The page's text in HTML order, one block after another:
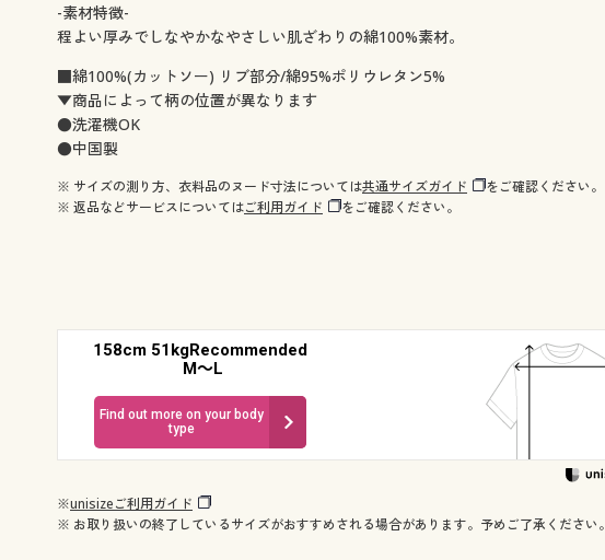
-素材特徴-
程よい厚みでしなやかなやさしい肌ざわりの綿100%素材。
■綿100%(カットソー) リブ部分/綿95%ポリウレタン5%
▼商品によって柄の位置が異なります
●洗濯機OK
●中国製
※ サイズの測り方、衣料品のヌード寸法については共通サイズガイド
をご確認ください。
※ 返品などサービスについてはご利用ガイド をご確認ください。
158cm 51kgRecommended
M～L
Find out more on your body
type
※unisizeご利用ガイド
※ お取り扱いの終了しているサイズがおすすめされる場合があります。予めご了承ください。